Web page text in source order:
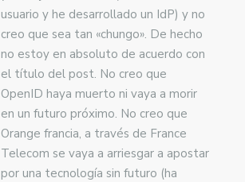
usuario y he desarrollado un IdP) y no
creo que sea tan «chungo». De hecho
no estoy en absoluto de acuerdo con
el título del post. No creo que
OpenID haya muerto ni vaya a morir
en un futuro próximo. No creo que
Orange francia, a través de France
Telecom se vaya a arriesgar a apostar
por una tecnología sin futuro (ha